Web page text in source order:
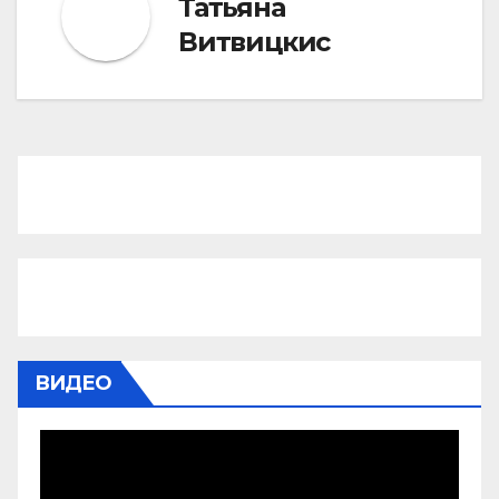
Татьяна
Витвицкис
ВИДЕО